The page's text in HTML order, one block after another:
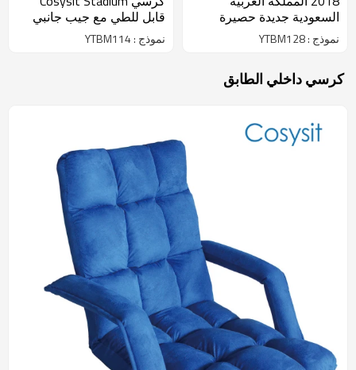
السعودية جديدة حصيرة
كرسي مع حقيبة تحمل
نموذج : YTBM128
قابل للطي مع جيب جانبي
نموذج : YTBM114
كرسي داخلي الطابق